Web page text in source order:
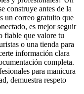
construye antes de la
un correo gratuito que
es mejor seguir
fiable que valore tu
o una tienda para
información clara
completa.
para manicura
demuestra respeto